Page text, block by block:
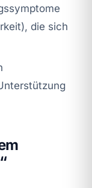
die sich